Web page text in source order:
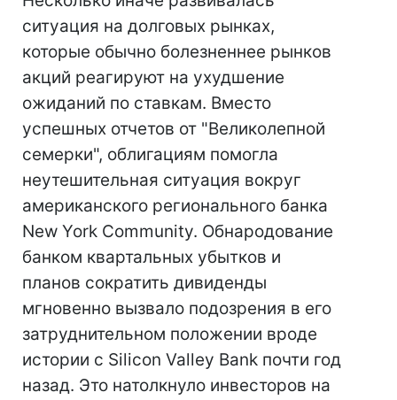
ситуация на долговых рынках,
которые обычно болезненнее рынков
акций реагируют на ухудшение
ожиданий по ставкам. Вместо
успешных отчетов от "Великолепной
семерки", облигациям помогла
неутешительная ситуация вокруг
американского регионального банка
New York Community. Обнародование
банком квартальных убытков и
планов сократить дивиденды
мгновенно вызвало подозрения в его
затруднительном положении вроде
истории с Silicon Valley Bank почти год
назад. Это натолкнуло инвесторов на